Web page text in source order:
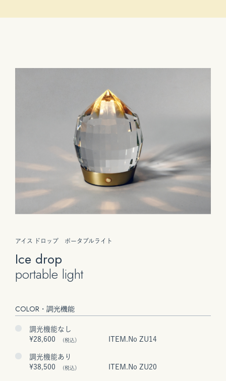
アイス ドロップ ポータブルライト
Ice drop
portable light
COLOR・調光機能
調光機能なし
¥28,600
(税込） ITEM.No ZU14
調光機能あり
¥38,500
(税込） ITEM.No ZU20